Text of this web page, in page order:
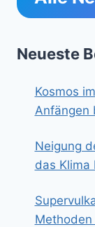
Neueste
Kosmos
Anfängen
Neigung
das Klima